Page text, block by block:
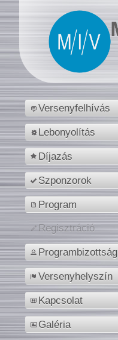
Versenyfelhívás
Lebonyolítás
Díjazás
Szponzorok
Program
Regisztráció
Programbizottság
Versenyhelyszín
Kapcsolat
Galéria